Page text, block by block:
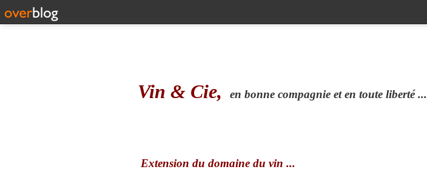
Vin & Cie, en bonne compagnie et en toute liberté ...
Extension du domaine du vin ...